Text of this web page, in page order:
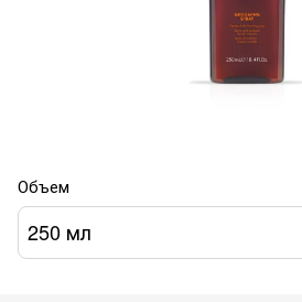
Объем
250 мл